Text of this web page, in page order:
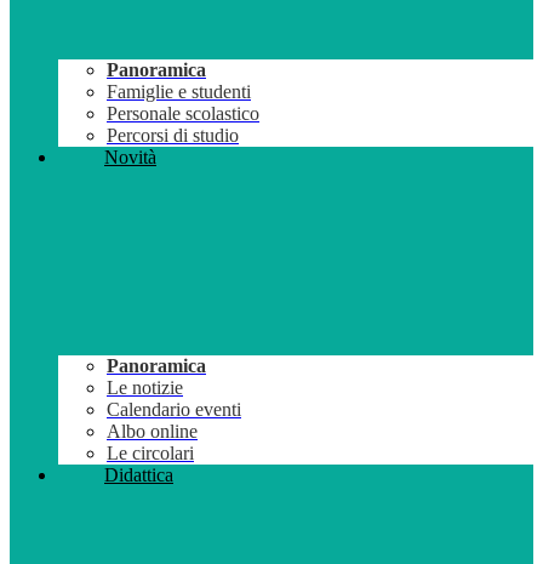
Panoramica
Famiglie e studenti
Personale scolastico
Percorsi di studio
Novità
Panoramica
Le notizie
Calendario eventi
Albo online
Le circolari
Didattica